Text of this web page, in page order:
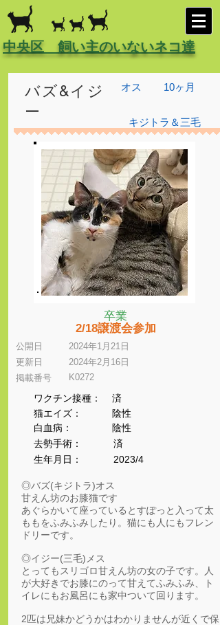
中央区 飼い主のいないネコ達
オス
バズ&イジ
ー
10ヶ月
キジトラ＆三毛
卒業
2/18譲渡会参加
公開日
更新日
​掲載番号
2024年1月21日
2024年2月16日
K0272
ワクチン接種：
猫エイズ：
​白血病：
​去勢手術：
生年月日：
済
陰性
陰性
済
2023/4
◎バズ(キジトラ)オス
甘えん坊のお膝猫です
あぐらかいて座っているとすぽっと入って太
ももをふみふみしたり。猫にも人にもフレン
ドリーです。
◎イジー(三毛)メス
とってもスリゴロ甘えん坊の女の子です。人
が大好きでお膝にのって甘えてふみふみ、ト
イレにもお風呂にも家中ついて回ります。
2匹は兄妹かどうかはわかりませんが近くで保